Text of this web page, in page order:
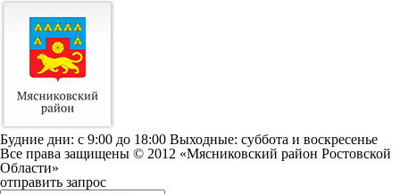
Будние дни: c 9:00 до 18:00 Выходные: суббота и воскресенье
Все права защищены © 2012 «Мясниковский район Ростовской
Области»
отправить запрос